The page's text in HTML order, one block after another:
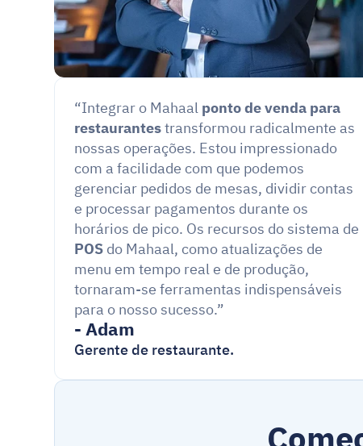
“Integrar o Mahaal ponto de venda para
restaurantes transformou radicalmente as
nossas operações. Estou impressionado
com a facilidade com que podemos
gerenciar pedidos de mesas, dividir contas
e processar pagamentos durante os
POS do Mahaal, como atualizações de
menu em tempo real e de produção,
tornaram-se ferramentas indispensáveis
para o nosso sucesso.”
- Adam
Gerente de restaurante.